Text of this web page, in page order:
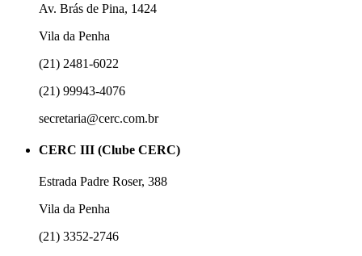
Av. Brás de Pina, 1424
Vila da Penha
(21) 2481-6022
(21) 99943-4076
secretaria@cerc.com.br
CERC III (Clube CERC)
Estrada Padre Roser, 388
Vila da Penha
(21) 3352-2746